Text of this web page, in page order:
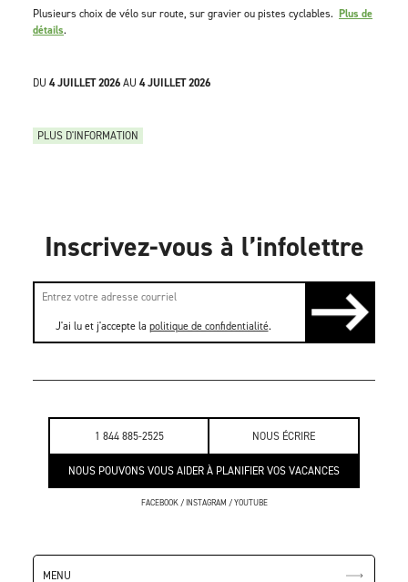
1 844 885-2525 NOUS ÉCRIRE
NOUS POUVONS VOUS AIDER À PLANIFIER VOS VACANCES
FACEBOOK/INSTAGRAM /YOUTUBE
MENU
DU 4 JUILLET 2026AU 4 JUILLET 2026
PLUS D'INFORMATION
Plusieurs choix de vélo sur route, sur gravier ou pistes cyclables. Plus de
détails.
Inscrivez-vous à l’infolettre
J'ai lu et j'accepte la politique de confidentialité.